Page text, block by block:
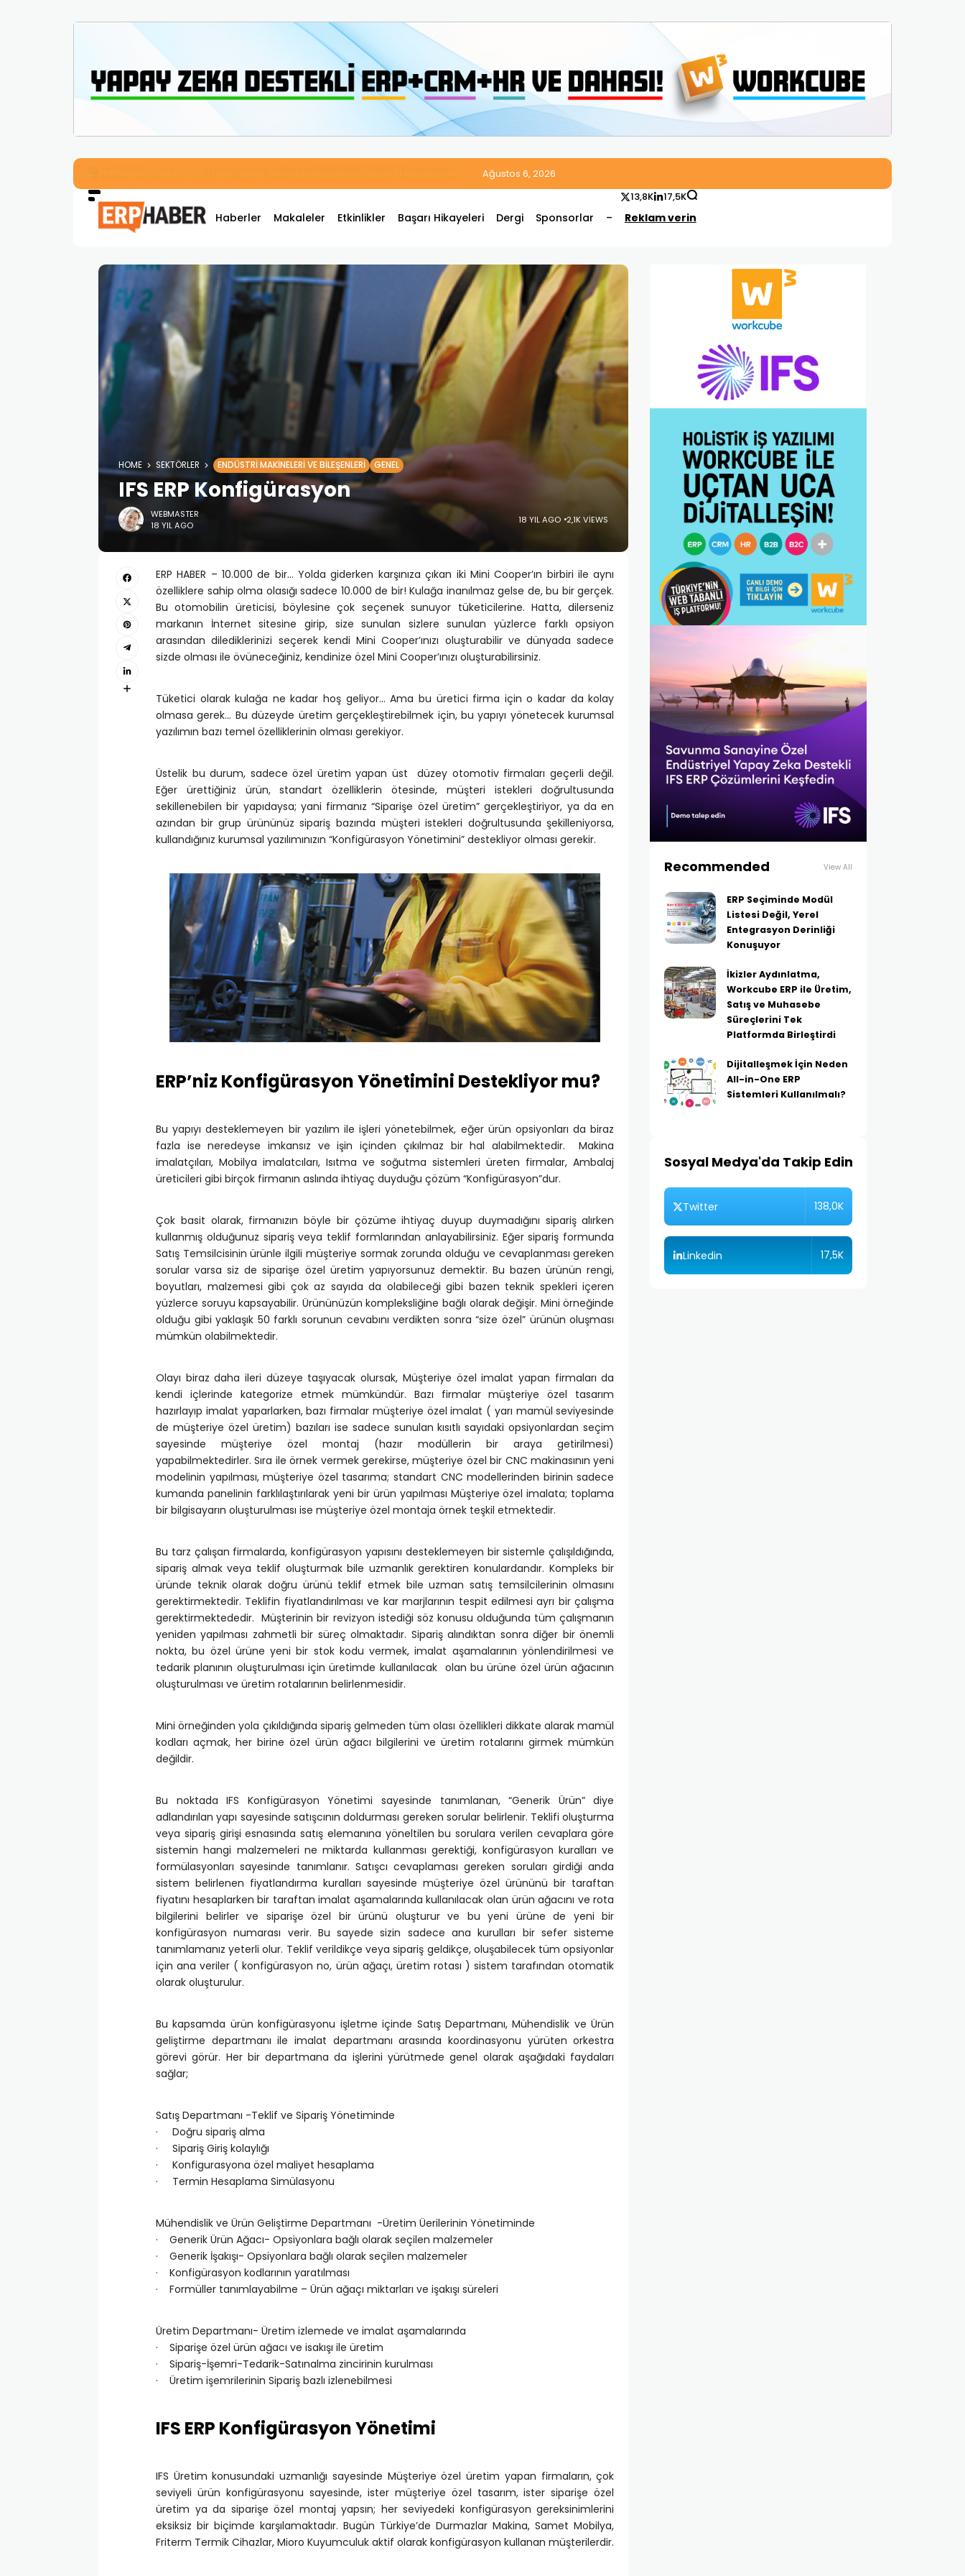
İkizler Aydınlatma, Workcube ERP ile Üretim, Satış ve Muhasebe Süreçlerini Tek Platformda Birleştirdi
Ağustos 6, 2026
Haberler Makaleler Etkinlikler Başarı Hikayeleri Dergi Sponsorlar – Reklam verin
13,8K 17,5K
HOME SEKTÖRLER ENDÜSTRI MAKINELERI VE BILEŞENLERI GENEL
IFS ERP Konfigürasyon
WEBMASTER
18 YIL AGO
18 YIL AGO 2,1K VIEWS
ERP HABER – 10.000 de bir… Yolda giderken karşınıza çıkan iki Mini Cooper’ın birbiri ile aynı
özelliklere sahip olma olasığı sadece 10.000 de bir! Kulağa inanılmaz gelse de, bu bir gerçek.
Bu otomobilin üreticisi, böylesine çok seçenek sunuyor tüketicilerine. Hatta, dilerseniz
markanın İnternet sitesine girip, size sunulan sizlere sunulan yüzlerce farklı opsiyon
arasından dilediklerinizi seçerek kendi Mini Cooper’ınızı oluşturabilir ve dünyada sadece
sizde olması ile övüneceğiniz, kendinize özel Mini Cooper’ınızı oluşturabilirsiniz.
Tüketici olarak kulağa ne kadar hoş geliyor… Ama bu üretici firma için o kadar da kolay
olmasa gerek… Bu düzeyde üretim gerçekleştirebilmek için, bu yapıyı yönetecek kurumsal
yazılımın bazı temel özelliklerinin olması gerekiyor.
Üstelik bu durum, sadece özel üretim yapan üst düzey otomotiv firmaları geçerli değil.
Eğer ürettiğiniz ürün, standart özelliklerin ötesinde, müşteri istekleri doğrultusunda
sekillenebilen bir yapıdaysa; yani firmanız “Siparişe özel üretim” gerçekleştiriyor, ya da en
azından bir grup ürününüz sipariş bazında müşteri istekleri doğrultusunda şekilleniyorsa,
kullandığınız kurumsal yazılımınızın “Konfigürasyon Yönetimini” destekliyor olması gerekir.
ERP’niz Konfigürasyon Yönetimini Destekliyor mu?
Bu yapıyı desteklemeyen bir yazılım ile işleri yönetebilmek, eğer ürün opsiyonları da biraz
fazla ise neredeyse imkansız ve işin içinden çıkılmaz bir hal alabilmektedir. Makina
imalatçıları, Mobilya imalatcıları, Isıtma ve soğutma sistemleri üreten firmalar, Ambalaj
üreticileri gibi birçok firmanın aslında ihtiyaç duyduğu çözüm “Konfigürasyon”dur.
Çok basit olarak, firmanızın böyle bir çözüme ihtiyaç duyup duymadığını sipariş alırken
kullanmış olduğunuz sipariş veya teklif formlarından anlayabilirsiniz. Eğer sipariş formunda
Satış Temsilcisinin ürünle ilgili müşteriye sormak zorunda olduğu ve cevaplanması gereken
sorular varsa siz de siparişe özel üretim yapıyorsunuz demektir. Bu bazen ürünün rengi,
boyutları, malzemesi gibi çok az sayıda da olabileceği gibi bazen teknik spekleri içeren
yüzlerce soruyu kapsayabilir. Ürününüzün kompleksliğine bağlı olarak değişir. Mini örneğinde
olduğu gibi yaklaşık 50 farklı sorunun cevabını verdikten sonra “size özel” ürünün oluşması
mümkün olabilmektedir.
Olayı biraz daha ileri düzeye taşıyacak olursak, Müşteriye özel imalat yapan firmaları da
kendi içlerinde kategorize etmek mümkündür. Bazı firmalar müşteriye özel tasarım
hazırlayıp imalat yaparlarken, bazı firmalar müşteriye özel imalat ( yarı mamül seviyesinde
de müşteriye özel üretim) bazıları ise sadece sunulan kısıtlı sayıdaki opsiyonlardan seçim
sayesinde müşteriye özel montaj (hazır modüllerin bir araya getirilmesi)
yapabilmektedirler. Sıra ile örnek vermek gerekirse, müşteriye özel bir CNC makinasının yeni
modelinin yapılması, müşteriye özel tasarıma; standart CNC modellerinden birinin sadece
kumanda panelinin farklılaştırılarak yeni bir ürün yapılması Müşteriye özel imalata; toplama
bir bilgisayarın oluşturulması ise müşteriye özel montaja örnek teşkil etmektedir.
Bu tarz çalışan firmalarda, konfigürasyon yapısını desteklemeyen bir sistemle çalışıldığında,
sipariş almak veya teklif oluşturmak bile uzmanlık gerektiren konulardandır. Kompleks bir
üründe teknik olarak doğru ürünü teklif etmek bile uzman satış temsilcilerinin olmasını
gerektirmektedir. Teklifin fiyatlandırılması ve kar marjlarının tespit edilmesi ayrı bir çalışma
gerektirmektededir. Müşterinin bir revizyon istediği söz konusu olduğunda tüm çalışmanın
yeniden yapılması zahmetli bir süreç olmaktadır. Sipariş alındıktan sonra diğer bir önemli
nokta, bu özel ürüne yeni bir stok kodu vermek, imalat aşamalarının yönlendirilmesi ve
tedarik planının oluşturulması için üretimde kullanılacak olan bu ürüne özel ürün ağacının
oluşturulması ve üretim rotalarının belirlenmesidir.
Mini örneğinden yola çıkıldığında sipariş gelmeden tüm olası özellikleri dikkate alarak mamül
kodları açmak, her birine özel ürün ağacı bilgilerini ve üretim rotalarını girmek mümkün
değildir.
Bu noktada IFS Konfigürasyon Yönetimi sayesinde tanımlanan, “Generik Ürün” diye
adlandırılan yapı sayesinde satışcının doldurması gereken sorular belirlenir. Teklifi oluşturma
veya sipariş girişi esnasında satış elemanına yöneltilen bu sorulara verilen cevaplara göre
sistemin hangi malzemeleri ne miktarda kullanması gerektiği, konfigürasyon kuralları ve
formülasyonları sayesinde tanımlanır. Satışcı cevaplaması gereken soruları girdiği anda
sistem belirlenen fiyatlandırma kuralları sayesinde müşteriye özel ürününü bir taraftan
fiyatını hesaplarken bir taraftan imalat aşamalarında kullanılacak olan ürün ağacını ve rota
bilgilerini belirler ve siparişe özel bir ürünü oluşturur ve bu yeni ürüne de yeni bir
konfigürasyon numarası verir. Bu sayede sizin sadece ana kurulları bir sefer sisteme
tanımlamanız yeterli olur. Teklif verildikçe veya sipariş geldikçe, oluşabilecek tüm opsiyonlar
için ana veriler ( konfigürasyon no, ürün ağaçı, üretim rotası ) sistem tarafından otomatik
olarak oluşturulur.
Bu kapsamda ürün konfigürasyonu işletme içinde Satış Departmanı, Mühendislik ve Ürün
geliştirme departmanı ile imalat departmanı arasında koordinasyonu yürüten orkestra
görevi görür. Her bir departmana da işlerini yürütmede genel olarak aşağıdaki faydaları
sağlar;
Satış Departmanı -Teklif ve Sipariş Yönetiminde
· Doğru sipariş alma
· Sipariş Giriş kolaylığı
· Konfigurasyona özel maliyet hesaplama
· Termin Hesaplama Simülasyonu
Mühendislik ve Ürün Geliştirme Departmanı -Üretim Üerilerinin Yönetiminde
· Generik Ürün Ağacı- Opsiyonlara bağlı olarak seçilen malzemeler
· Generik İşakışı- Opsiyonlara bağlı olarak seçilen malzemeler
· Konfigürasyon kodlarının yaratılması
· Formüller tanımlayabilme – Ürün ağaçı miktarları ve işakışı süreleri
Üretim Departmanı- Üretim izlemede ve imalat aşamalarında
· Siparişe özel ürün ağacı ve isakışı ile üretim
· Sipariş-İşemri-Tedarik-Satınalma zincirinin kurulması
· Üretim işemrilerinin Sipariş bazlı izlenebilmesi
IFS ERP Konfigürasyon Yönetimi
IFS Üretim konusundaki uzmanlığı sayesinde Müşteriye özel üretim yapan firmaların, çok
seviyeli ürün konfigürasyonu sayesinde, ister müşteriye özel tasarım, ister siparişe özel
üretim ya da siparişe özel montaj yapsın; her seviyedeki konfigürasyon gereksinimlerini
eksiksiz bir biçimde karşılamaktadır. Bugün Türkiye’de Durmazlar Makina, Samet Mobilya,
Friterm Termik Cihazlar, Mioro Kuyumculuk aktif olarak konfigürasyon kullanan müşterilerdir.
Recommended View All
ERP Seçiminde Modül
Listesi Değil, Yerel
Entegrasyon Derinliği
Konuşuyor
İkizler Aydınlatma,
Workcube ERP ile Üretim,
Satış ve Muhasebe
Süreçlerini Tek
Platformda Birleştirdi
Dijitalleşmek İçin Neden
All-in-One ERP
Sistemleri Kullanılmalı?
Sosyal Medya'da Takip Edin
Twitter 138,0K
Linkedin 17,5K